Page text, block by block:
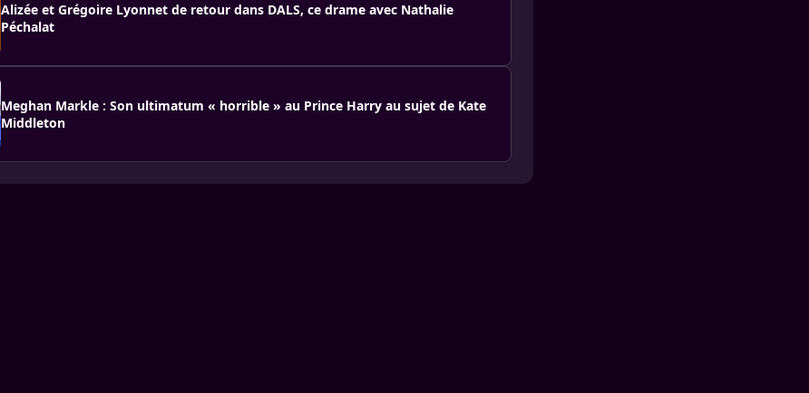
Alizée et Grégoire Lyonnet de retour dans DALS, ce drame avec Nathalie
Péchalat
Meghan Markle : Son ultimatum « horrible » au Prince Harry au sujet de Kate
Middleton